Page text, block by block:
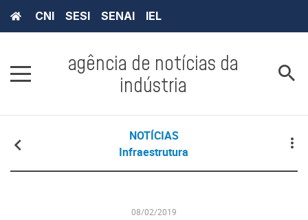
CNI SESI SENAI IEL
agência de notícias da
indústria
NOTÍCIAS
Infraestrutura
08/02/2019